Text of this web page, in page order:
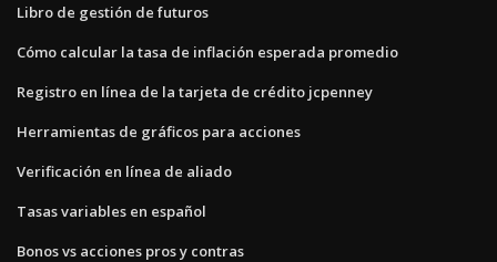
Libro de gestión de futuros
Cómo calcular la tasa de inflación esperada promedio
Registro en línea de la tarjeta de crédito jcpenney
Herramientas de gráficos para acciones
Verificación en línea de aliado
Tasas variables en español
Bonos vs acciones pros y contras